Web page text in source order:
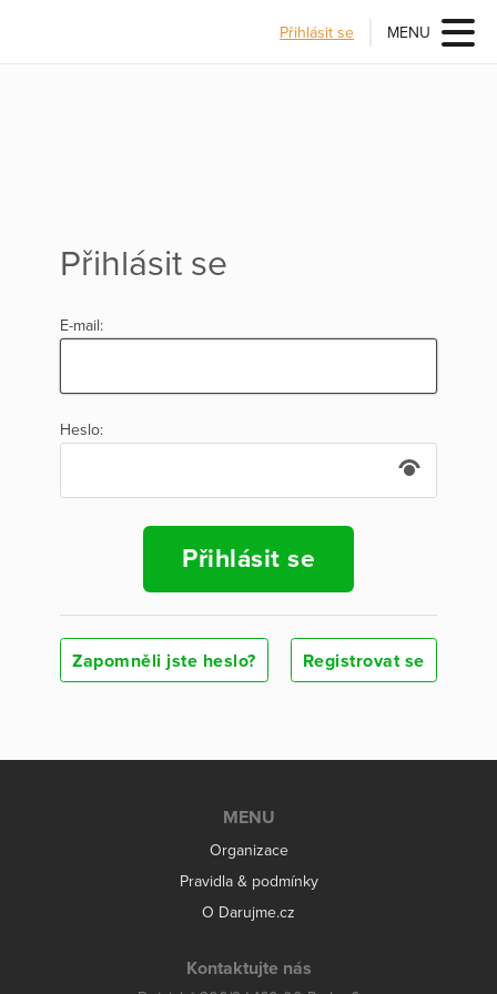
Přihlásit se MENU
Přihlásit se
E-mail:
Heslo:
Přihlásit se
Zapomněli jste heslo? Registrovat se
MENU
Organizace
Pravidla & podmínky
O Darujme.cz
Kontaktujte nás